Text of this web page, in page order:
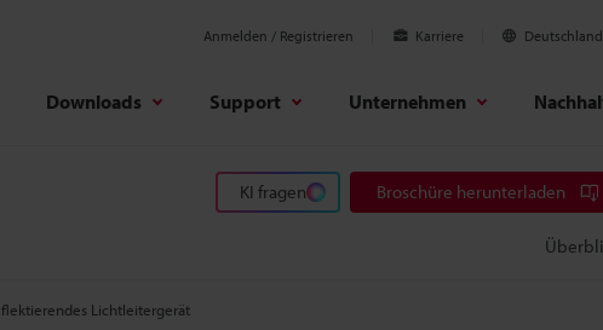
Anmelden / Registrieren Karriere Deutschland
Downloads Support Unternehmen
KI fragen Broschüre herunterladen
Lichtleitergerät